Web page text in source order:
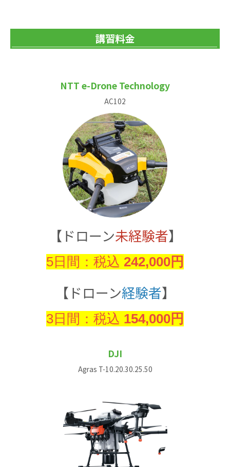
講習料金
NTT e-Drone Technology
AC102
【ドローン未経験者】
5日間：税込 242,000円
【ドローン経験者】
3日間：税込 154,000円
DJI
Agras T-10.20.30.25.50